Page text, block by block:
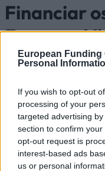
European Funding
Personal
If you wish to opt-out
processing of your
targeted advertising
section to confirm
opt-out request is
interest-based ads
us or personal
Financiar
França –
país
País: França
Financiar os